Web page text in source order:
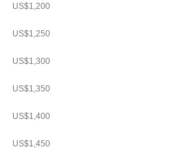
US$1,200
US$1,250
US$1,300
US$1,350
US$1,400
US$1,450